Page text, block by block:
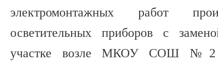
электромонтажных работ
осветительных приборов с
участке возле МКОУ СОШ №2